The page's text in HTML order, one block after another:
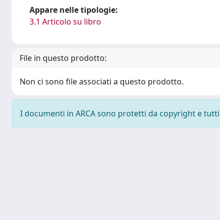
Appare nelle tipologie:
3.1 Articolo su libro
File in questo prodotto:
Non ci sono file associati a questo prodotto.
I documenti in ARCA sono protetti da copyright e